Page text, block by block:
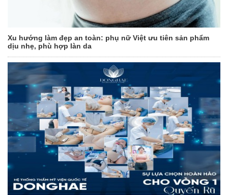
Xu hướng làm đẹp an toàn: phụ nữ Việt ưu tiên sản phẩm
dịu nhẹ, phù hợp làn da